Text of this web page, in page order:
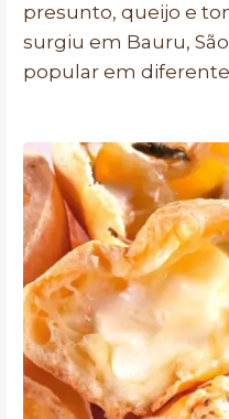
presunto, queijo e
surgiu em Bauru,
popular em